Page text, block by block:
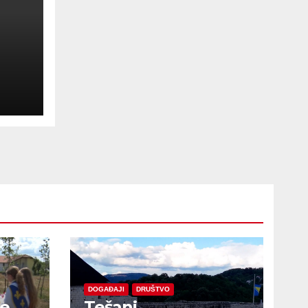
DOGAĐAJI DRUŠTVO